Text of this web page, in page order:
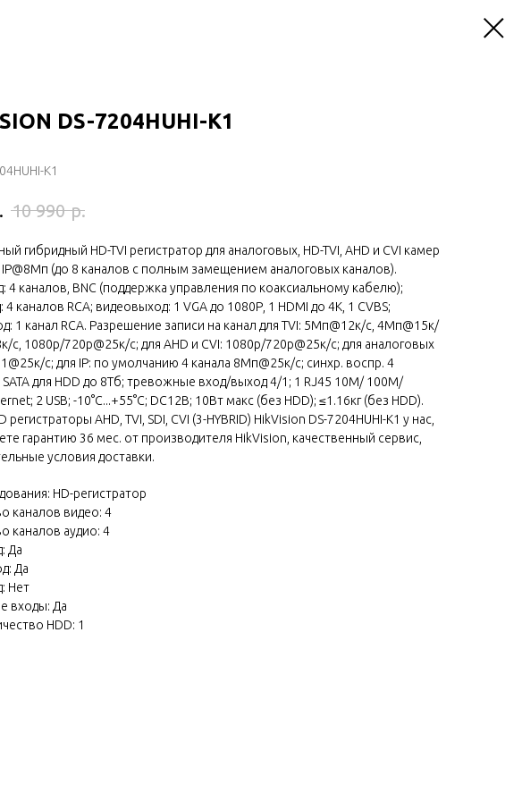
DS-7204HUHI-K1
K1
10 990 р.
гибридный HD-TVI регистратор для аналоговых, HD-TVI, AHD и CVI камер
IP@8Мп (до 8 каналов с полным замещением аналоговых каналов).
4 каналов, BNC (поддержка управления по коаксиальному кабелю);
4 каналов RCA; видеовыход: 1 VGA до 1080Р, 1 HDMI до 4К, 1 CVBS;
1 канал RCA. Разрешение записи на канал для TVI: 5Мп@12к/с, 4Мп@15к/
с, 1080p/720p@25к/с; для AHD и CVI: 1080p/720p@25к/с; для аналоговых
с; для IP: по умолчанию 4 канала 8Мп@25к/с; синхр. воспр. 4
SATA для HDD до 8Тб; тревожные вход/выход 4/1; 1 RJ45 10M/ 100M/
2 USB; -10°C...+55°C; DC12В; 10Вт макс (без HDD); ≤1.16кг (без HDD).
регистраторы AHD, TVI, SDI, CVI (3-HYBRID) HikVision DS-7204HUHI-K1 у нас,
гарантию 36 мес. от производителя HikVision, качественный сервис,
условия доставки.
HD-регистратор
каналов видео: 4
каналов аудио: 4
Да
Да
Нет
входы: Да
HDD: 1